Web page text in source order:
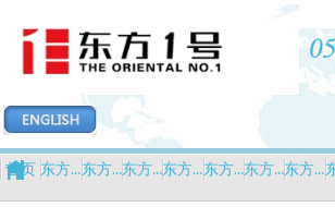
首页 东方印象 东方力量 东方设计 东方创意 东方新闻 东方英才 东方招商